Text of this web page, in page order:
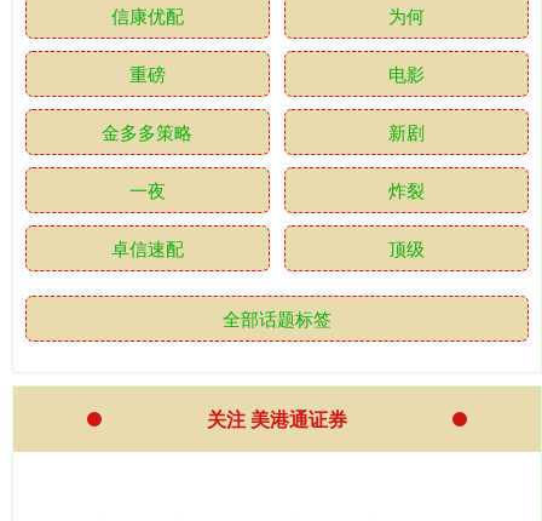
信康优配 为何
重磅 电影
金多多策略 新剧
一夜 炸裂
卓信速配 顶级
全部话题标签
关注 美港通证券